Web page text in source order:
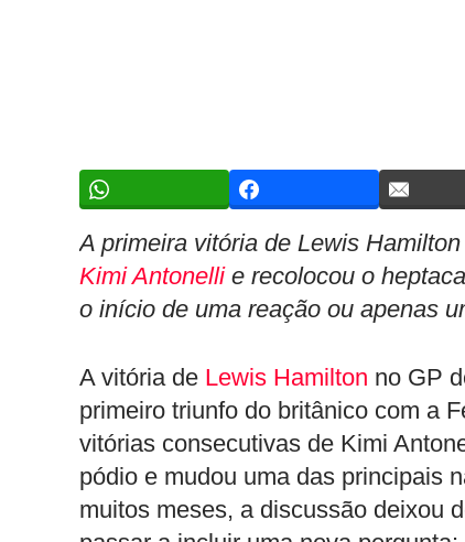
A primeira vitória de Lewis
Kimi Antonellie recolocou o
o início de uma reação ou apenas
A vitória de Lewis Hamilton no GP
primeiro triunfo do britânico com a
vitórias consecutivas de Kimi
pódio e mudou uma das principais
muitos meses, a discussão deixou